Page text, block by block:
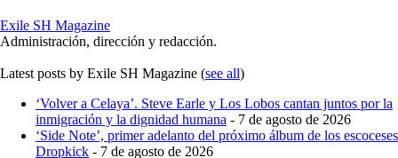
Exile SH Magazine
Administración, dirección y redacción.
Latest posts by Exile SH Magazine (see all)
‘Volver a Celaya’. Steve Earle y Los Lobos cantan juntos por la
inmigración y la dignidad humana - 7 de agosto de 2026
‘Side Note’, primer adelanto del próximo álbum de los escoceses
Dropkick - 7 de agosto de 2026